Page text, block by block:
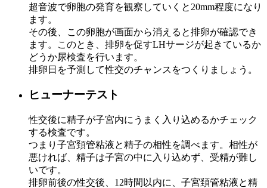
超音波で卵胞の発育を観察していくと20mm程度になり
ます。
その後、この卵胞が画面から消えると排卵が確認でき
ます。このとき、排卵を促すLHサージが起きているか
どうか尿検査を行います。
排卵日を予測して性交のチャンスをつくりましょう。
ヒューナーテスト
性交後に精子が子宮内にうまく入り込めるかチェック
する検査です。
つまり子宮頚管粘液と精子の相性を調べます。相性が
悪ければ、精子は子宮の中に入り込めず、受精が難し
いです。
排卵前後の性交後、12時間以内に、子宮頚管粘液と精